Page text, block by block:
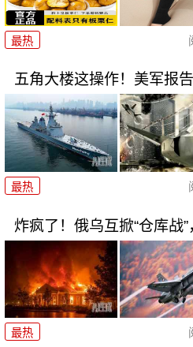
最热
五角大楼这操作！美军报
最热
炸疯了！俄乌互掀“仓库战
最热